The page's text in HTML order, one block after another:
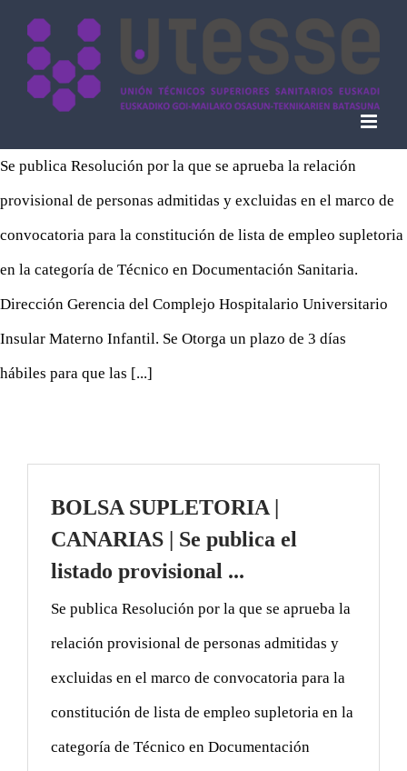
content
Se publica Resolución por la que se aprueba la relación
provisional de personas admitidas y excluidas en el marco de
convocatoria para la constitución de lista de empleo supletoria
en la categoría de Técnico en Documentación Sanitaria.
Dirección Gerencia del Complejo Hospitalario Universitario
Insular Materno Infantil. Se Otorga un plazo de 3 días
hábiles para que las [...]
BOLSA SUPLETORIA |
CANARIAS | Se publica el
listado provisional ...
Se publica Resolución por la que se aprueba la
relación provisional de personas admitidas y
excluidas en el marco de convocatoria para la
constitución de lista de empleo supletoria en la
categoría de Técnico en Documentación